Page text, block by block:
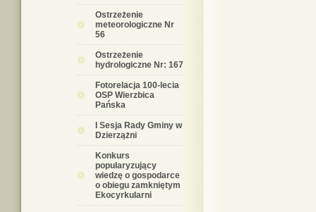
Ostrzeżenie
meteorologiczne Nr
56
Ostrzeżenie
hydrologiczne Nr: 167
Fotorelacja 100-lecia
OSP Wierzbica
Pańska
I Sesja Rady Gminy w
Dzierzążni
Konkurs
popularyzujący
wiedzę o gospodarce
o obiegu zamkniętym
Ekocyrkularni